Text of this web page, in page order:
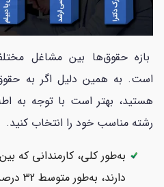
بازه حقوق‌ها بین مشاغل
است. به همین دلیل اگر به
هستید، بهتر است با توجه به
رشته مناسب خود را انتخاب کنید.
به‌طور کلی، کارمندانی که
دارند،